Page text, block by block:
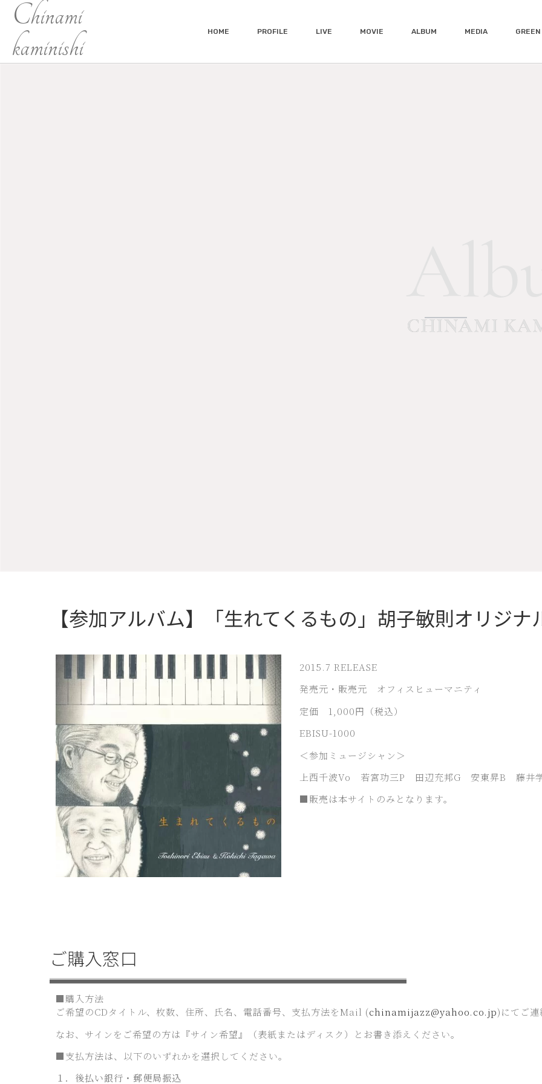
Chinami
kaminishi
HOME PROFILE LIVE MOVIE ALBUM MEDIA
CHINAMI
【参加アルバム】「生れてくるもの」胡子敏則オリジナ
2015.7 RELEASE
発売元・販売元 オフィスヒューマニティ
定価 1,000円（税込）
EBISU-1000
＜参加ミュージシャン＞
上西千波Vo 若宮功三P 田辺充邦G 安東昇B 藤井
■販売は本サイトのみとなります。
ご購入窓口
■購入方法
ご希望のCDタイトル、枚数、住所、氏名、電話番号、支払方法をMail (chinamijazz@yahoo.co.jp)にてご連
なお、サインをご希望の方は『サイン希望』（表紙またはディスク）とお書き添えください。
■支払方法は、以下のいずれかを選択してください。
１．後払い銀行・郵便局振込